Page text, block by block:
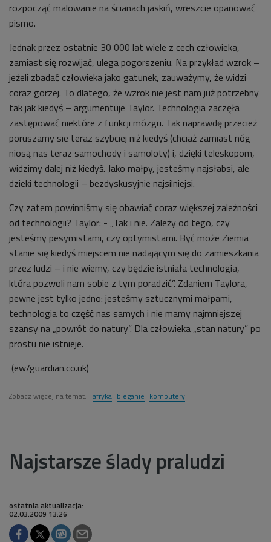
rozpocząć malowanie na ścianach jaskiń, wreszcie opanować
pismo.
Jednak przez ostatnie 30 000 lat wiele z cech człowieka,
zamiast się rozwijać, ulega pogorszeniu. Na przykład wzrok –
jeżeli zbadać człowieka jako gatunek, zauważymy, że widzi
coraz gorzej. To dlatego, że wzrok nie jest nam już potrzebny
tak jak kiedyś – argumentuje Taylor. Technologia zaczęła
zastępować niektóre z funkcji mózgu. Tak naprawdę przecież
poruszamy sie teraz szybciej niż kiedyś (chciaż zamiast nóg
niosą nas teraz samochody i samoloty) i, dzięki teleskopom,
widzimy dalej niż kiedyś. Jako małpy, jesteśmy najsłabsi, ale
dzieki technologii – bezdyskusyjnie najsilniejsi.
Czy zatem powinniśmy się obawiać coraz większej zależności
od technologii? Taylor: - „Tak i nie. Zależy od tego, czy
jesteśmy pesymistami, czy optymistami. Być może Ziemia
stanie się kiedyś miejscem nie nadającym się do zamieszkania
przez ludzi – i nie wiemy, czy będzie istniała technologia,
która pozwoli nam sobie z tym poradzić”. Zdaniem Taylora,
pewne jest tylko jedno: jesteśmy sztucznymi małpami,
technologia to część nas samych i nie mamy najmniejszej
szansy na „powrót do natury”. Dla człowieka „stan natury” po
prostu nie istnieje.
(ew/guardian.co.uk)
Zobacz więcej na temat: afryka bieganie komputery
Najstarsze ślady praludzi
ostatnia aktualizacja:
02.03.2009 13:26